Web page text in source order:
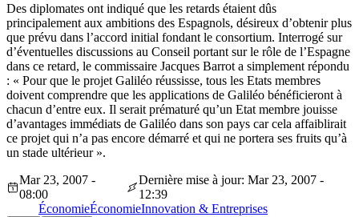
Des diplomates ont indiqué que les retards étaient dûs
principalement aux ambitions des Espagnols, désireux d’obtenir plus
que prévu dans l’accord initial fondant le consortium. Interrogé sur
d’éventuelles discussions au Conseil portant sur le rôle de l’Espagne
dans ce retard, le commissaire Jacques Barrot a simplement répondu
: « Pour que le projet Galiléo réussisse, tous les Etats membres
doivent comprendre que les applications de Galiléo bénéficieront à
chacun d’entre eux. Il serait prématuré qu’un Etat membre jouisse
d’avantages immédiats de Galiléo dans son pays car cela affaiblirait
ce projet qui n’a pas encore démarré et qui ne portera ses fruits qu’à
un stade ultérieur ».
Mar 23, 2007 -
08:00
Dernière mise à jour: Mar 23, 2007 -
12:39
ÉconomieÉconomieInnovation & Entreprises